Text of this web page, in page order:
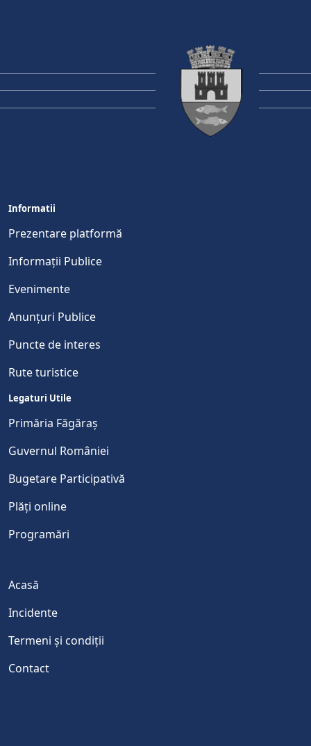
Informatii
Prezentare platformă
Informații Publice
Evenimente
Anunțuri Publice
Puncte de interes
Rute turistice
Legaturi Utile
Primăria Făgăraș
Guvernul României
Bugetare Participativă
Plăți online
Programări
Acasă
Incidente
Termeni și condiții
Contact